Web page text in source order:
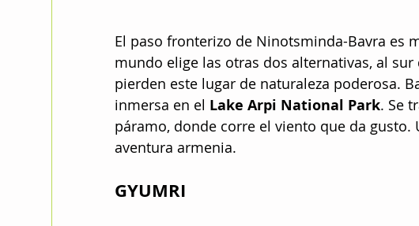
El paso fronterizo de Ninotsminda-Bavra es
mundo elige las otras dos alternativas, al
pierden este lugar de naturaleza poderosa.
inmersa en el Lake Arpi National Park. Se
páramo, donde corre el viento que da gusto.
aventura armenia.
GYUMRI